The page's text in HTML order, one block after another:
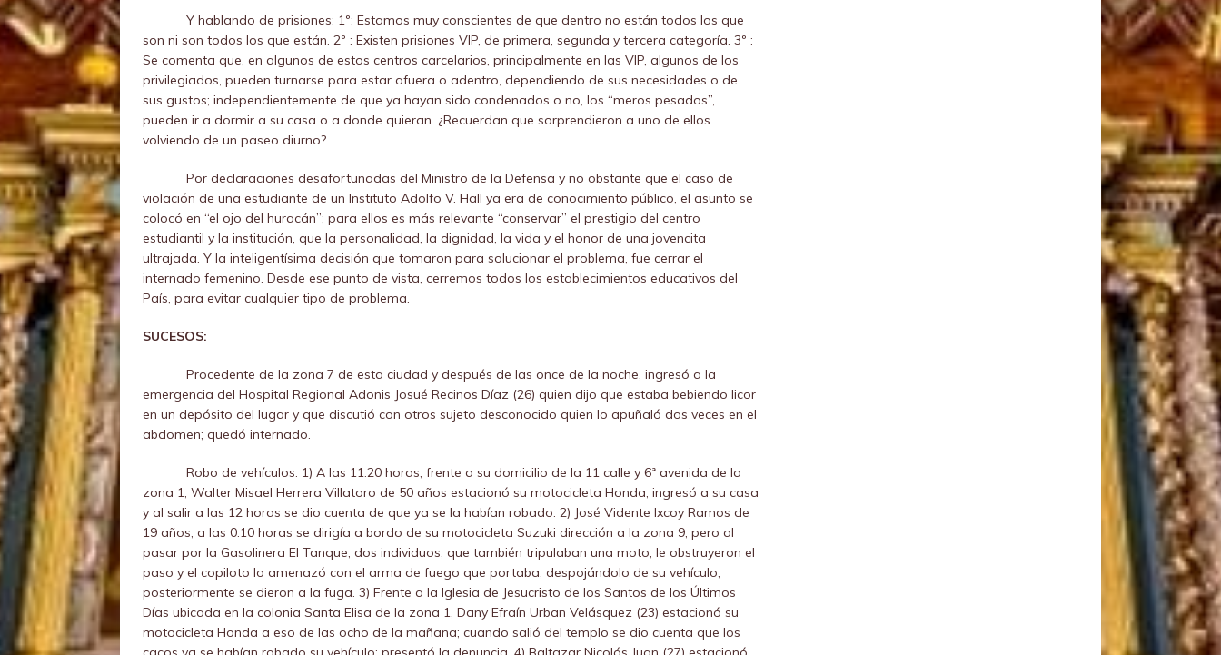
Y hablando de prisiones: 1º: Estamos muy conscientes de que dentro no están todos los que
son ni son todos los que están. 2º : Existen prisiones VIP, de primera, segunda y tercera categoría. 3º :
Se comenta que, en algunos de estos centros carcelarios, principalmente en las VIP, algunos de los
privilegiados, pueden turnarse para estar afuera o adentro, dependiendo de sus necesidades o de
sus gustos; independientemente de que ya hayan sido condenados o no, los “meros pesados”,
pueden ir a dormir a su casa o a donde quieran. ¿Recuerdan que sorprendieron a uno de ellos
volviendo de un paseo diurno?
Por declaraciones desafortunadas del Ministro de la Defensa y no obstante que el caso de
violación de una estudiante de un Instituto Adolfo V. Hall ya era de conocimiento público, el asunto se
colocó en “el ojo del huracán”; para ellos es más relevante “conservar” el prestigio del centro
estudiantil y la institución, que la personalidad, la dignidad, la vida y el honor de una jovencita
ultrajada. Y la inteligentísima decisión que tomaron para solucionar el problema, fue cerrar el
internado femenino. Desde ese punto de vista, cerremos todos los establecimientos educativos del
País, para evitar cualquier tipo de problema.
SUCESOS:
Procedente de la zona 7 de esta ciudad y después de las once de la noche, ingresó a la
emergencia del Hospital Regional Adonis Josué Recinos Díaz (26) quien dijo que estaba bebiendo licor
en un depósito del lugar y que discutió con otros sujeto desconocido quien lo apuñaló dos veces en el
abdomen; quedó internado.
Robo de vehículos: 1) A las 11.20 horas, frente a su domicilio de la 11 calle y 6ª avenida de la
zona 1, Walter Misael Herrera Villatoro de 50 años estacionó su motocicleta Honda; ingresó a su casa
y al salir a las 12 horas se dio cuenta de que ya se la habían robado. 2) José Vidente Ixcoy Ramos de
19 años, a las 0.10 horas se dirigía a bordo de su motocicleta Suzuki dirección a la zona 9, pero al
pasar por la Gasolinera El Tanque, dos individuos, que también tripulaban una moto, le obstruyeron el
paso y el copiloto lo amenazó con el arma de fuego que portaba, despojándolo de su vehículo;
posteriormente se dieron a la fuga. 3) Frente a la Iglesia de Jesucristo de los Santos de los Últimos
Días ubicada en la colonia Santa Elisa de la zona 1, Dany Efraín Urban Velásquez (23) estacionó su
motocicleta Honda a eso de las ocho de la mañana; cuando salió del templo se dio cuenta que los